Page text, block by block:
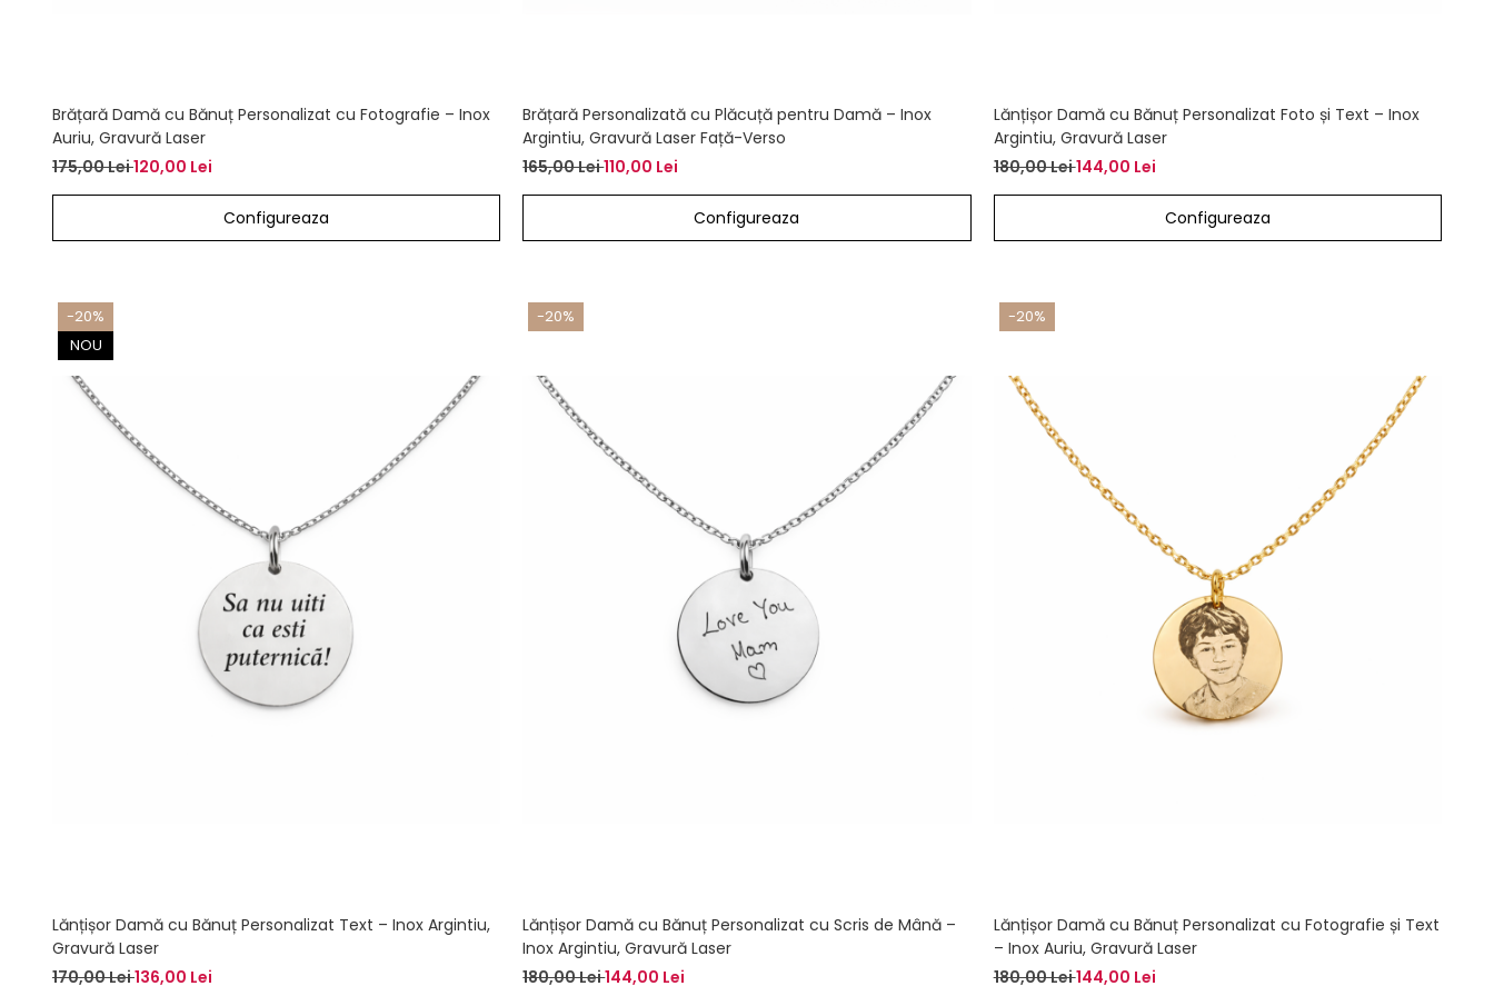
Brățară Damă cu Bănuț Personalizat cu Fotografie – Inox
Auriu, Gravură Laser
175,00 Lei120,00 Lei
Configureaza
Brățară Personalizată cu Plăcuță pentru Damă – Inox
Argintiu, Gravură Laser Față-Verso
165,00 Lei110,00 Lei
Configureaza
Lănțișor Damă cu Bănuț Personalizat Foto și Text – Inox
Argintiu, Gravură Laser
180,00 Lei144,00 Lei
Configureaza
-20%
NOU
Lănțișor Damă cu Bănuț Personalizat Text – Inox Argintiu,
Gravură Laser
170,00 Lei136,00 Lei
-20%
Lănțișor Damă cu Bănuț Personalizat cu Scris de Mână –
Inox Argintiu, Gravură Laser
180,00 Lei144,00 Lei
-20%
Lănțișor Damă cu Bănuț Personalizat cu Fotografie și Text
– Inox Auriu, Gravură Laser
180,00 Lei144,00 Lei